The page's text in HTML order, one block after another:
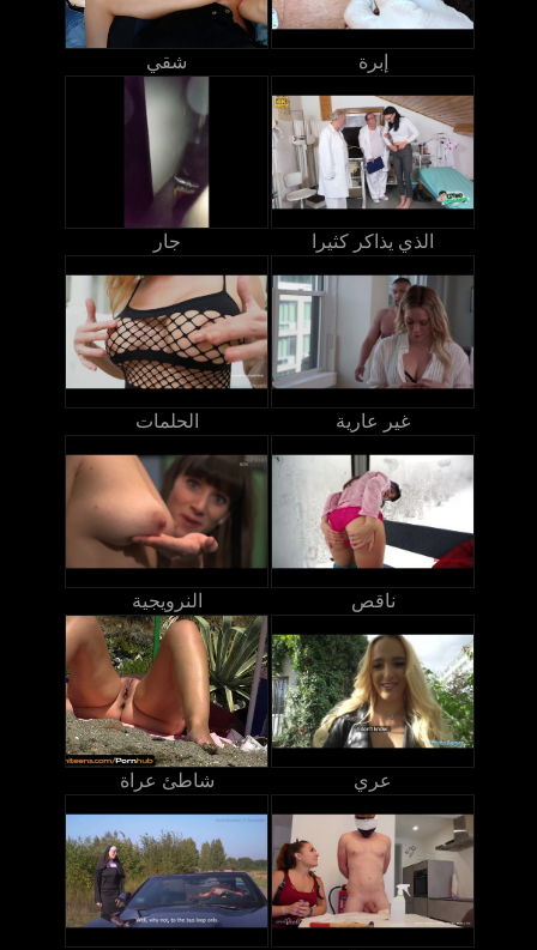
شقي إبرة
جار الذي يذاكر كثيرا
الحلمات غير عارية
النرويجية ناقص
شاطئ عراة عري